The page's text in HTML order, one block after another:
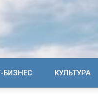
БИЗНЕС КУЛЬТУРА